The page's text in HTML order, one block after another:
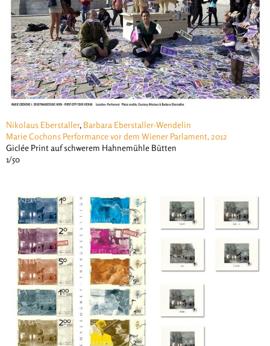
Nikolaus Eberstaller, Barbara Eberstaller-Wendelin
Marie Cochons Performance vor dem Wiener Parlament, 2012
Giclée Print auf schwerem Hahnemühle Bütten
1/50